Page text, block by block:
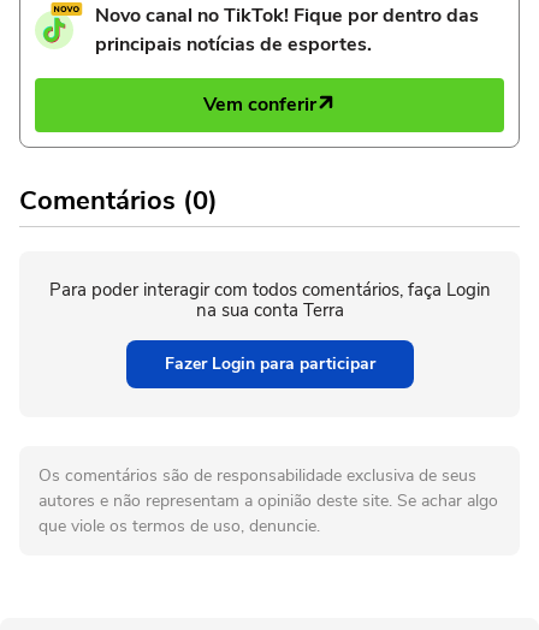
Novo canal no TikTok! Fique por dentro das
principais notícias de esportes.
Vem conferir
Comentários (0)
Para poder interagir com todos comentários, faça Login
na sua conta Terra
Fazer Login para participar
Os comentários são de responsabilidade exclusiva de seus
autores e não representam a opinião deste site. Se achar algo
que viole os termos de uso, denuncie.